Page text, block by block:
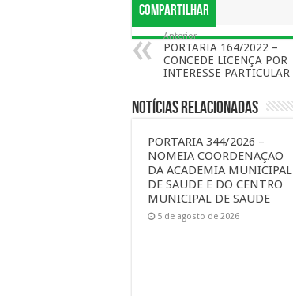
Compartilhar
Anterior
PORTARIA 164/2022 –
CONCEDE LICENÇA POR
INTERESSE PARTICULAR
Notícias Relacionadas
PORTARIA 344/2026 –
NOMEIA COORDENAÇAO
DA ACADEMIA MUNICIPAL
DE SAUDE E DO CENTRO
MUNICIPAL DE SAUDE
5 de agosto de 2026